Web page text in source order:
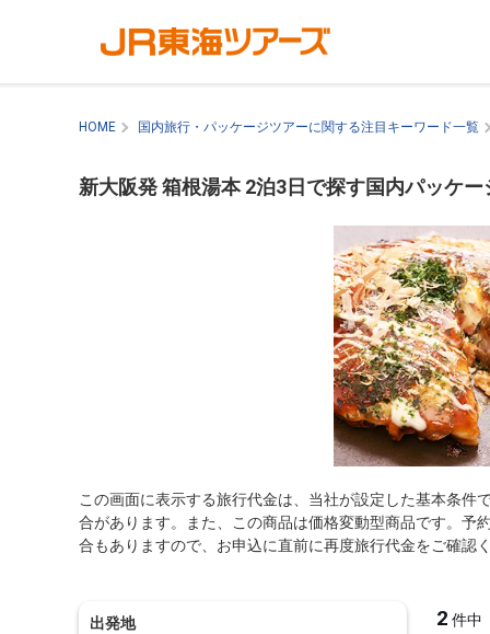
HOME 国内旅行・パッケージツアーに関する注目キーワード一覧
新大阪発 箱根湯本 2泊3日で探す国内パッケー
この画面に表示する旅行代金は、当社が設定した基本条
合があります。また、この商品は価格変動型商品です。予
合もありますので、お申込に直前に再度旅行代金をご確認
出発地 2 件中